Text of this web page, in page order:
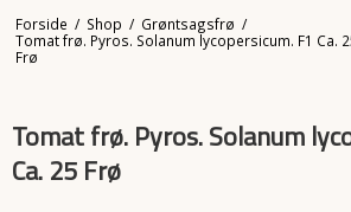
Forside / Shop / Grøntsagsfrø /
Tomat frø. Pyros. Solanum lycopersicum. F1 Ca.
Frø
Tomat frø. Pyros. Solanum
Ca. 25 Frø